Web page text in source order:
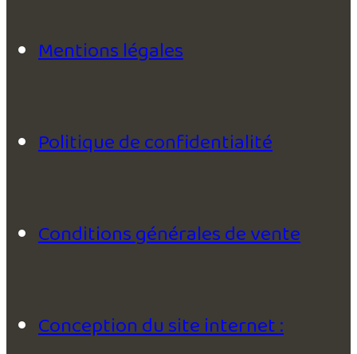
Mentions légales
Politique de confidentialité
Conditions générales de vente
Conception du site internet :